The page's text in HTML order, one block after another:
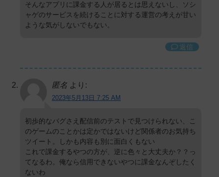
そんなアプリに課金する人が居るとは思えないし、ソシ
ャゲのサービスを続けることに対する運営の考えが甘い
ような気がしないでもない。
返信
匿名 より:
2023年5月13日 7:25 AM
初歩的なバグさえ配信前のテストで見つけられない、こ
のゲームのことかは定かではないけど関係者のお気持ち
ツイート。しかも内容も別に面白くもない
これで課金するやつの方が、逆に色々と大丈夫か？？っ
てなるわ。俺なら信用できないやつに課金なんぞしたく
ないわ